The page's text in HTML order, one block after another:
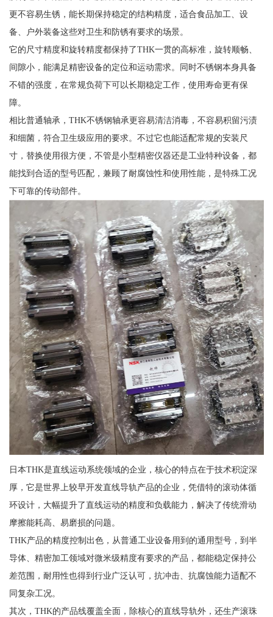
更不容易生锈，能长期保持稳定的结构精度，适合食品加工、设
备、户外装备这些对卫生和防锈有要求的场景。
它的尺寸精度和旋转精度都保持了THK一贯的高标准，旋转顺畅、
间隙小，能满足精密设备的定位和运动需求。同时不锈钢本身具备
不错的强度，在常规负荷下可以长期稳定工作，使用寿命更有保
障。
相比普通轴承，THK不锈钢轴承更容易清洁消毒，不容易积留污渍
和细菌，符合卫生级应用的要求。不过它也能适配常规的安装尺
寸，替换使用很方便，不管是小型精密仪器还是工业特种设备，都
能找到合适的型号匹配，兼顾了耐腐蚀性和使用性能，是特殊工况
下可靠的传动部件。
日本THK是直线运动系统领域的企业，核心的特点在于技术积淀深
厚，它是世界上较早开发直线导轨产品的企业，凭借特的滚动体循
环设计，大幅提升了直线运动的精度和负载能力，解决了传统滑动
摩擦能耗高、易磨损的问题。
THK产品的精度控制出色，从普通工业设备用到的通用型号，到半
导体、精密加工领域对微米级精度有要求的产品，都能稳定保持公
差范围，耐用性也得到行业广泛认可，抗冲击、抗腐蚀能力适配不
同复杂工况。
其次，THK的产品线覆盖全面，除核心的直线导轨外，还生产滚珠